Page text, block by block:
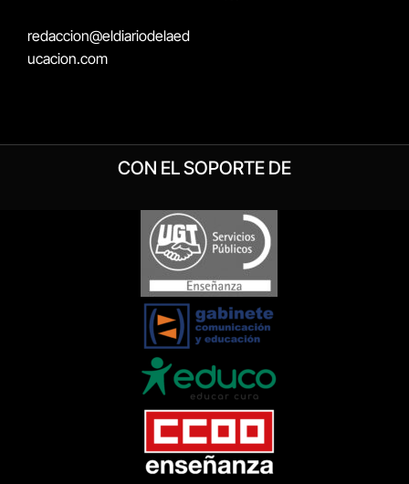
redaccion@eldiariodelaed
ucacion.com
CON EL SOPORTE DE